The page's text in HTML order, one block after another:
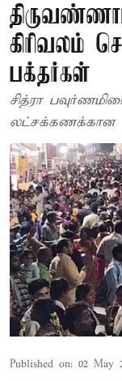
கிரிவலம்
பக்தர்கள்
சித்ரா
லட்சக்கணக்கான
Published on: 02 May